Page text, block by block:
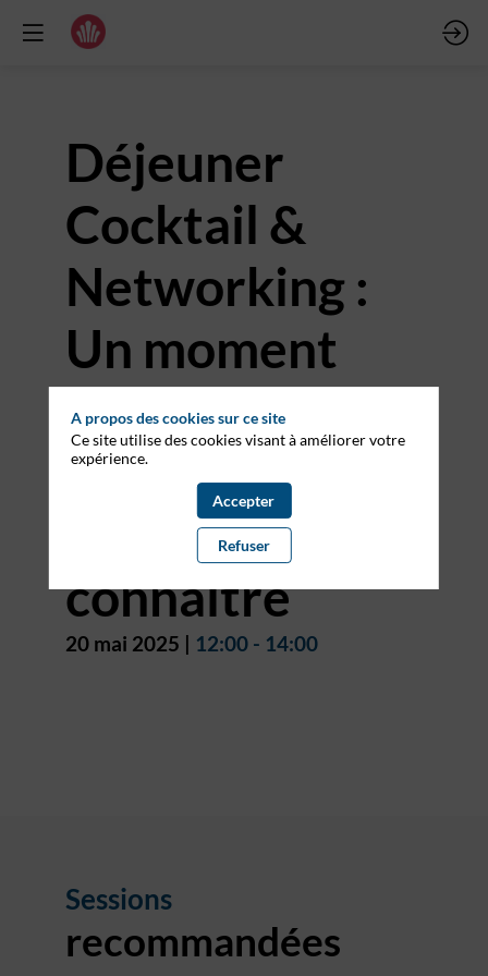
Déjeuner
Cocktail &
Networking :
Un moment
propice pour
échanger et
mieux se
connaître
20 mai 2025 12:00 - 14:00
Sessions
recommandées
A propos des cookies sur ce site
Ce site utilise des cookies visant à améliorer votre
expérience.
Accepter
Refuser